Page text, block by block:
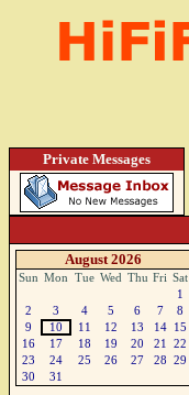
Private Messages
August 2026
Sun Mon Tue Wed Thu Fri Sat
1
2
3 4 5 6 7
8
9
10 11 12 13 14
15
16
17 18 19 20 21
22
23
24 25 26 27 28 29
30
31